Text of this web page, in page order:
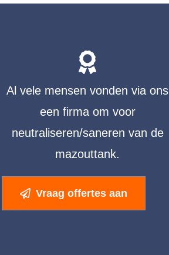
Al vele mensen vonden via ons
een firma om voor
neutraliseren/saneren van de
mazouttank.
Vraag offertes aan